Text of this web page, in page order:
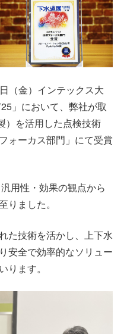
ニュース
資料ダウンロード
English
（金）インテックス大
」において、弊社が取
）を活用した点検技術
ォーカス部門」にて受賞
用性・効果の観点から
りました。
た技術を活かし、上下水
安全で効率的なソリュー
ります。